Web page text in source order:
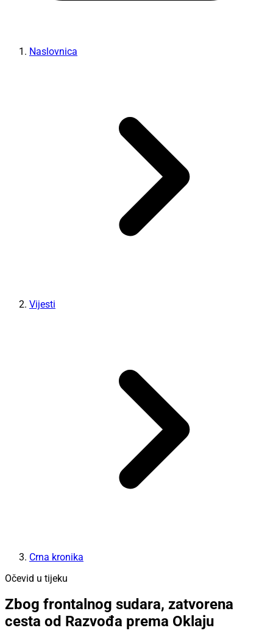
Naslovnica
Vijesti
Crna kronika
Očevid u tijeku
Zbog frontalnog sudara, zatvorena
cesta od Razvođa prema Oklaju